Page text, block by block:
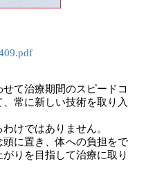
て治療期間のスピードコ
常に新しい技術を取り入
けではありません。
に置き、体への負担をで
りを目指して治療に取り